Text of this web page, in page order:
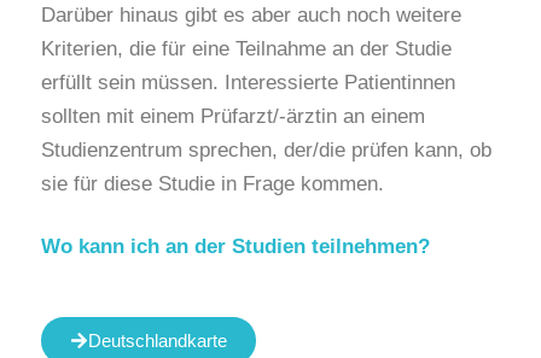
Darüber hinaus gibt es aber auch noch weitere
Kriterien, die für eine Teilnahme an der Studie
erfüllt sein müssen. Interessierte Patientinnen
sollten mit einem Prüfarzt/-ärztin an einem
Studienzentrum sprechen, der/die prüfen kann, ob
sie für diese Studie in Frage kommen.
Wo kann ich an der Studien teilnehmen?
Deutschlandkarte